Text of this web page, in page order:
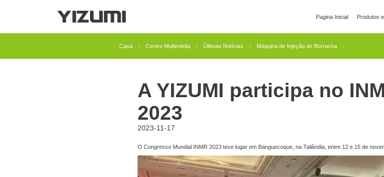
Pagina Inicial Produtos
Moldagem por Injeção Injeção de Borracha Impressão 3D Fundição Injetada
Sobre Nós YIZUMI 4.0 YIZUMI Global Sabedoria Global YIZUMI Green Responsabilidade Social
Casa Centro Multimédia Últimas Notícias Máquina de Injeção de Borracha
A YIZUMI participa no
2023
2023-11-17
O Congresso Mundial INMR 2023 teve lugar em Banguecoque, na Tailândia, entre 12 e 15 de